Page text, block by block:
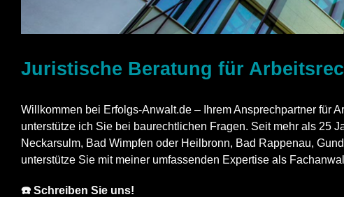
Juristische Beratung für
Willkommen bei Erfolgs-Anwalt.de – Ihrem Ansprechpartner für
unterstütze ich Sie bei baurechtlichen Fragen. Seit mehr als 25
Neckarsulm, Bad Wimpfen oder Heilbronn, Bad Rappenau,
unterstütze Sie mit meiner umfassenden Expertise als
☎️ Schreiben Sie uns!